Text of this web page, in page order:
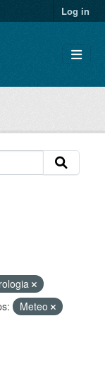
Log in
Meteo